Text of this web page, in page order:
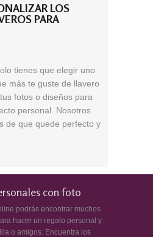
LOS
PARA
tienes que elegir uno
más te guste de llavero
fotos o diseños para
personal. Nosotros
de que quede perfecto y
con foto
podrás encontrar muchos
hacer un regalo personal y
o amigos. Encuentra los